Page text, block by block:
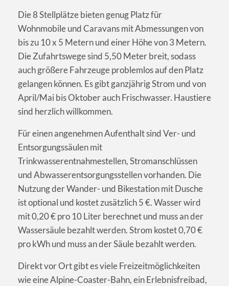
Die 8 Stellplätze bieten genug Platz für
Wohnmobile und Caravans mit Abmessungen von
bis zu 10 x 5 Metern und einer Höhe von 3 Metern.
Die Zufahrtswege sind 5,50 Meter breit, sodass
auch größere Fahrzeuge problemlos auf den Platz
gelangen können. Es gibt ganzjährig Strom und von
April/Mai bis Oktober auch Frischwasser. Haustiere
sind herzlich willkommen.
Für einen angenehmen Aufenthalt sind Ver- und
Entsorgungssäulen mit
Trinkwasserentnahmestellen, Stromanschlüssen
und Abwasserentsorgungsstellen vorhanden. Die
Nutzung der Wander- und Bikestation mit Dusche
ist optional und kostet zusätzlich 5 €. Wasser wird
mit 0,20 € pro 10 Liter berechnet und muss an der
Wassersäule bezahlt werden. Strom kostet 0,70 €
pro kWh und muss an der Säule bezahlt werden.
Direkt vor Ort gibt es viele Freizeitmöglichkeiten
wie eine Alpine-Coaster-Bahn, ein Erlebnisfreibad,